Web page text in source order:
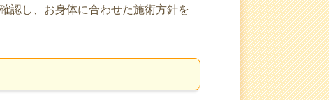
認し、お身体に合わせた施術方針を